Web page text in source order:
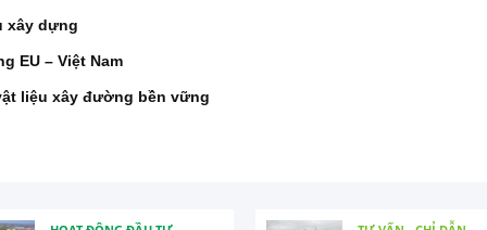
xây dựng
EU – Việt Nam
liệu xây đường bền vững